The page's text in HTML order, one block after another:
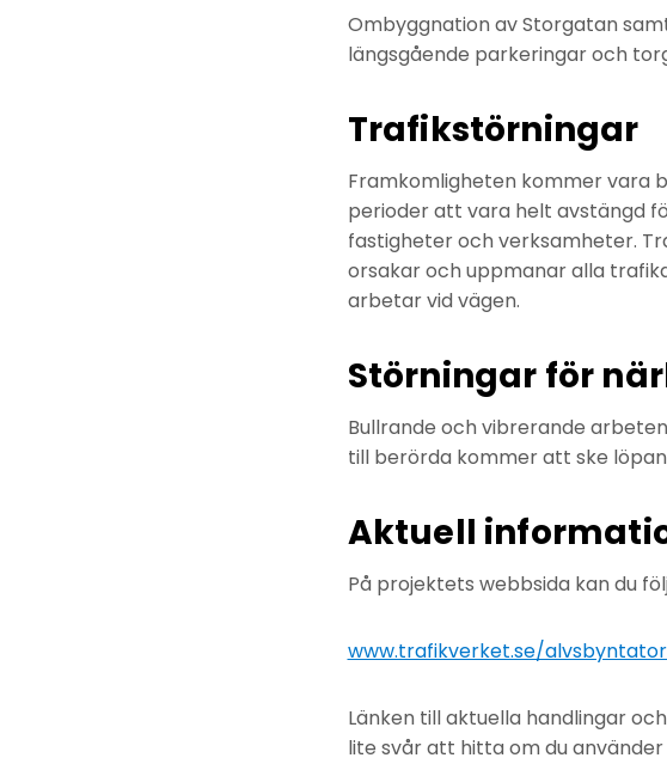
Ombyggnation av Storgatan
längsgående parkeringar och
Trafikstörningar
Framkomligheten kommer vara
perioder att vara helt avstängd
fastigheter och verksamheter.
orsakar och uppmanar alla
arbetar vid vägen.
Störningar för
Bullrande och vibrerande
till berörda kommer att ske
Aktuell
På projektets webbsida kan du
www.trafikverket.se/
Länken till aktuella handlingar
lite svår att hitta om du